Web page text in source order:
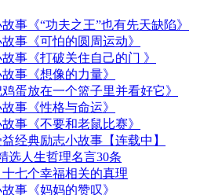
事《“功夫之王”也有先天缺陷》
事《可怕的圆周运动》
事《打破关住自己的门 》
事《想像的力量》
蛋放在一个篮子里并看好它》
事《性格与命运》
事《不要和老鼠比赛》
经典励志小故事【连载中】
选人生哲理名言30条
七个幸福相关的真理
事《妈妈的赞叹》